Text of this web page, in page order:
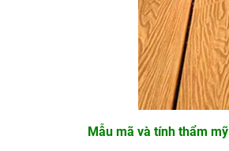
Mẫu mã và tính thẩm mỹ